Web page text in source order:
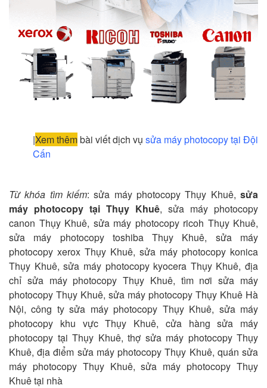
|Xem thêmbài viết dịch vụ sửa máy photocopy tại Đội
Cấn
Từ khóa tìm kiếm: sửa máy photocopy Thụy Khuê, sửa
máy photocopy tại Thụy Khuê, sửa máy photocopy
canon Thụy Khuê, sửa máy photocopy ricoh Thụy Khuê,
sửa máy photocopy toshiba Thụy Khuê, sửa máy
photocopy xerox Thụy Khuê, sửa máy photocopy konica
Thụy Khuê, sửa máy photocopy kyocera Thụy Khuê, địa
chỉ sửa máy photocopy Thụy Khuê, tìm nơi sửa máy
photocopy Thụy Khuê, sửa máy photocopy Thụy Khuê Hà
Nội, công ty sửa máy photocopy Thụy Khuê, sửa máy
photocopy khu vực Thụy Khuê, cửa hàng sửa máy
photocopy tại Thụy Khuê, thợ sửa máy photocopy Thụy
Khuê, địa điểm sửa máy photocopy Thụy Khuê, quán sửa
máy photocopy Thụy Khuê, sửa máy photocopy Thụy
Khuê tại nhà